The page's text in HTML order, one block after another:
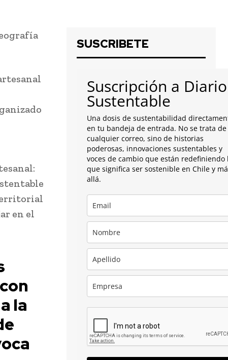
en el
la
SUSCRIBETE
Suscripción a Diario
Sustentable
Una dosis de sustentabilidad
en tu bandeja de entrada. No se trata de
cualquier correo, sino de historias
poderosas, innovaciones sustentables y
voces de cambio que están redefiniendo
que significa ser sostenible en Chile y
allá.